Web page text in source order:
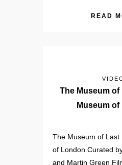
READ
The Museum of
Museum
The Museum of Last
of London Curated
and Martin Green